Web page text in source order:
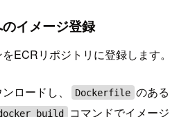
イメージ登録
ECRリポジトリに登録します。
ロードし、 Dockerfile のある
build
コマンドでイメージ